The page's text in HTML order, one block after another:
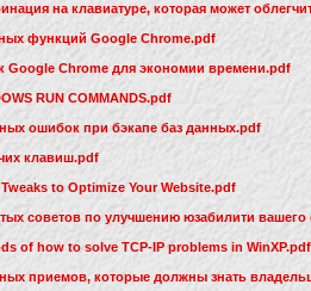
на клавиатуре, которая может
функций Google Chrome.pdf
Google Chrome для экономии времени.pdf
RUN COMMANDS.pdf
ошибок при бэкапе баз данных.pdf
клавиш.pdf
to Optimize Your Website.pdf
советов по улучшению юзабилити вашего
of how to solve TCP-IP problems in WinXP.pdf
приемов, которые должны знать